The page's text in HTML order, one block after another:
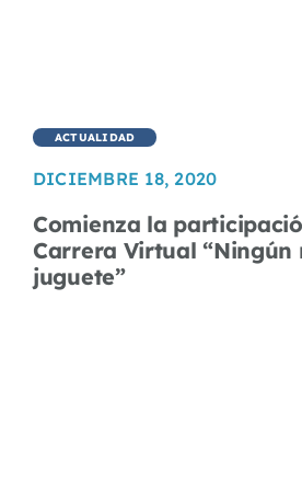
ACTUALIDAD
DICIEMBRE 18, 2020
Comienza la
Carrera Virtual “Ningún
juguete”